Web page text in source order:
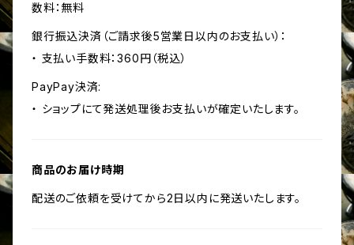
数料：無料
銀行振込決済（ご請求後5営業日以内のお支払い）：
・ 支払い手数料：360円（税込）
PayPay決済:
・ ショップにて発送処理後お支払いが確定いたします。
商品のお届け時期
配送のご依頼を受けてから2日以内に発送いたします。